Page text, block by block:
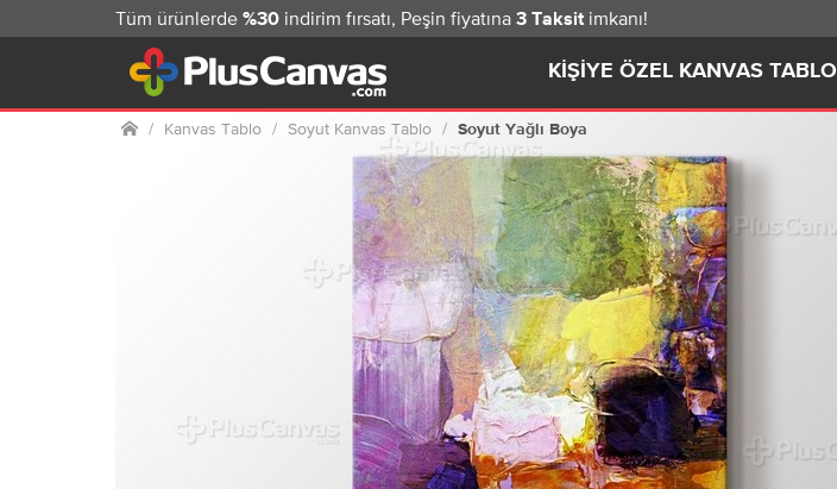
KIŞIYE ÖZEL KANVAS TABLO
Tüm ürünlerde %30 indirim fırsatı, Peşin fiyatına 3 Taksit imkanı!
Ana sayfa
Kanvas Tablo Soyut Kanvas Tablo Soyut Yağlı Boya